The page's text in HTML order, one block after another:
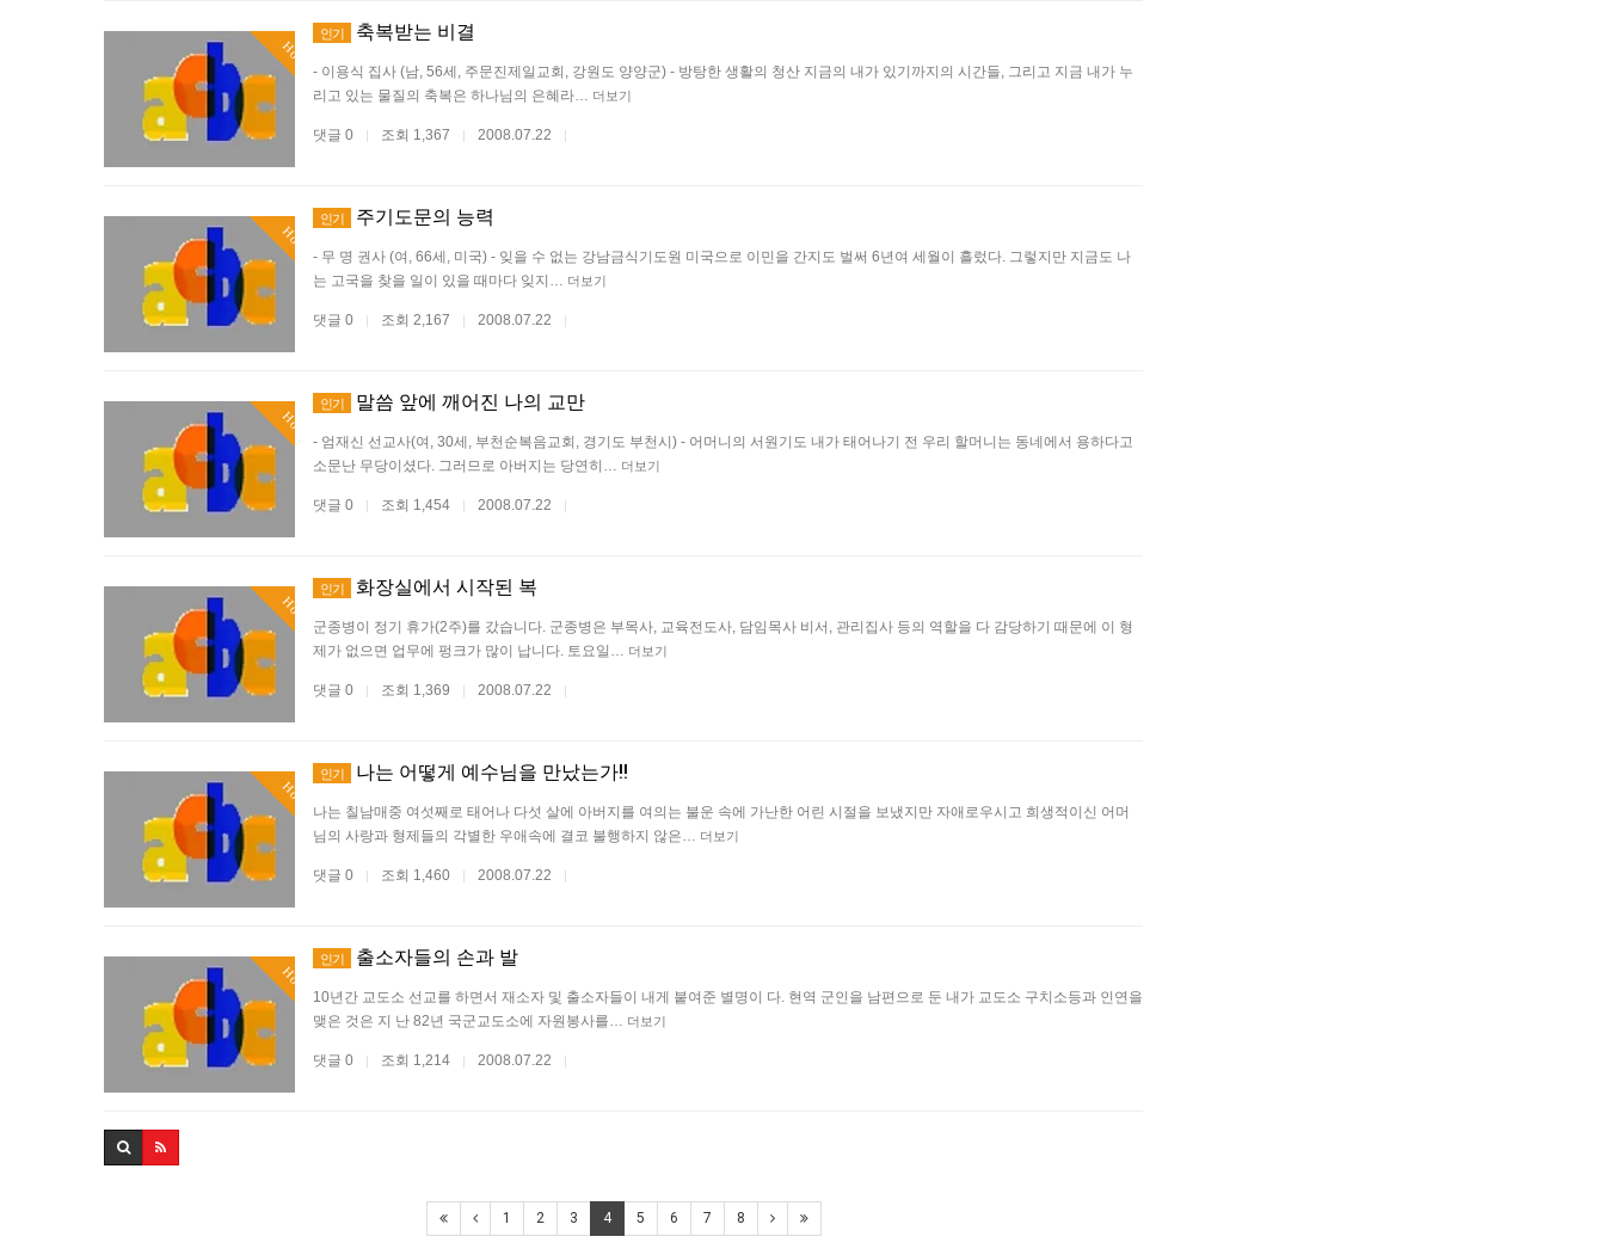
Hot
인기 축복받는 비결
- 이용식 집사 (남, 56세, 주문진제일교회, 강원도 양양군) - 방탕한 생활의 청산 지금의 내가 있기까지의 시간들, 그리고 지금 내가 누
리고 있는 물질의 축복은 하나님의 은혜라… 더보기
댓글 0 | 조회 1,367 | 2008.07.22 |
Hot
인기 주기도문의 능력
- 무 명 권사 (여, 66세, 미국) - 잊을 수 없는 강남금식기도원 미국으로 이민을 간지도 벌써 6년여 세월이 흘렀다. 그렇지만 지금도 나
는 고국을 찾을 일이 있을 때마다 잊지… 더보기
댓글 0 | 조회 2,167 | 2008.07.22 |
Hot
인기 말씀 앞에 깨어진 나의 교만
- 엄재신 선교사(여, 30세, 부천순복음교회, 경기도 부천시) - 어머니의 서원기도 내가 태어나기 전 우리 할머니는 동네에서 용하다고
소문난 무당이셨다. 그러므로 아버지는 당연히… 더보기
댓글 0 | 조회 1,454 | 2008.07.22 |
Hot
인기 화장실에서 시작된 복
군종병이 정기 휴가(2주)를 갔습니다. 군종병은 부목사, 교육전도사, 담임목사 비서, 관리집사 등의 역할을 다 감당하기 때문에 이 형
제가 없으면 업무에 펑크가 많이 납니다. 토요일… 더보기
댓글 0 | 조회 1,369 | 2008.07.22 |
Hot
인기 나는 어떻게 예수님을 만났는가!!
나는 칠남매중 여섯째로 태어나 다섯 살에 아버지를 여의는 불운 속에 가난한 어린 시절을 보냈지만 자애로우시고 희생적이신 어머
님의 사랑과 형제들의 각별한 우애속에 결코 불행하지 않은… 더보기
댓글 0 조회 1,460 2008.07.22
Hot
인기 출소자들의 손과 발
10년간 교도소 선교를 하면서 재소자 및 출소자들이 내게 붙여준 별명이 다. 현역 군인을 남편으로 둔 내가 교도소 구치소등과 인연을
맺은 것은 지 난 82년 국군교도소에 자원봉사를… 더보기
댓글 0 조회 1,214 2008.07.22
1 2 3 4 5 6 7 8